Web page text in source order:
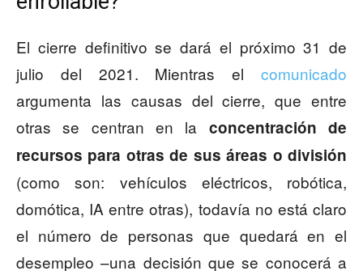
El cierre definitivo se dará el próximo 31 de
julio del 2021. Mientras el comunicado
argumenta las causas del cierre, que entre
otras se centran en la concentración de
recursos para otras de sus áreas o división
(como son: vehículos eléctricos, robótica,
domótica, IA entre otras), todavía no está claro
el número de personas que quedará en el
desempleo –una decisión que se conocerá a